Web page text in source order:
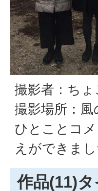
撮影者：ちょ
撮影場所：
ひとことコ
えができまし
作品(11)